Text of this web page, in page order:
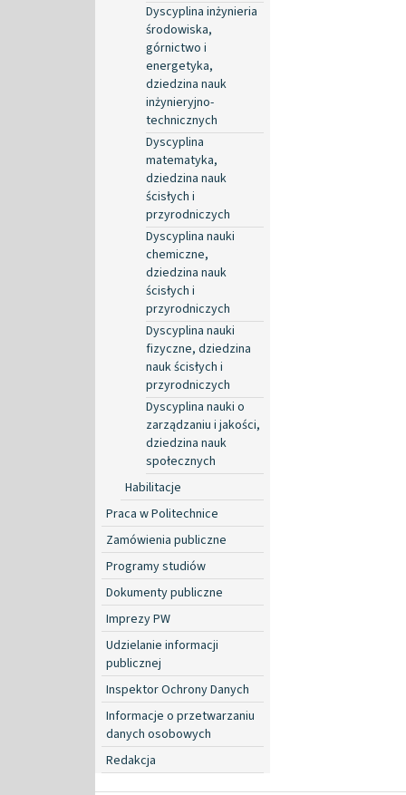
Dyscyplina inżynieria
środowiska,
górnictwo i
energetyka,
dziedzina nauk
inżynieryjno-
technicznych
Dyscyplina
matematyka,
dziedzina nauk
ścisłych i
przyrodniczych
Dyscyplina nauki
chemiczne,
dziedzina nauk
ścisłych i
przyrodniczych
Dyscyplina nauki
fizyczne, dziedzina
nauk ścisłych i
przyrodniczych
Dyscyplina nauki o
zarządzaniu i jakości,
dziedzina nauk
społecznych
Habilitacje
Praca w Politechnice
Zamówienia publiczne
Programy studiów
Dokumenty publiczne
Imprezy PW
Udzielanie informacji
publicznej
Inspektor Ochrony Danych
Informacje o przetwarzaniu
danych osobowych
Redakcja